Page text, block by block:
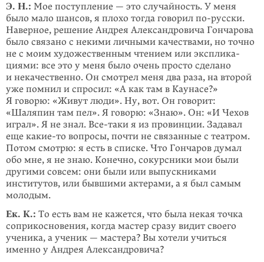
Э. Н.: Мое поступление — это случай­ность. У меня
было мало шансов, я плохо тогда говорил по-русски.
Наверное, решение Андрея Александро­вича Гонча­рова
было связано с некими личными качест­вами, но точно
не с моим художе­ственным чтением или эксплика­
циями: все это у меня было очень просто сделано
и некачественно. Он смотрел меня два раза, на второй
уже помнил и спросил: «А как там в Каунасе?»
Я говорю: «Живут люди». Ну, вот. Он гово­рит:
«Шаляпин там пел». Я говорю: «Знаю». Он: «И Чехов
играл». Я не знал. Все-таки я из про­винции. Задавал
еще какие-то вопросы, почти не связанные с театром.
Потом смотрю: я есть в списке. Что Гончаров думал
обо мне, я не знаю. Конечно, сокурсники мои были
другими совсем: они были или вы­пускниками
институтов, или бывшими актерами, а я был самым
моло­дым.
Ек. К.: То есть вам не кажется, что была некая точка
соприкосновения, когда мастер сразу видит своего
ученика, а ученик — мастера? Вы хотели учиться
именно у Андрея Александровича?